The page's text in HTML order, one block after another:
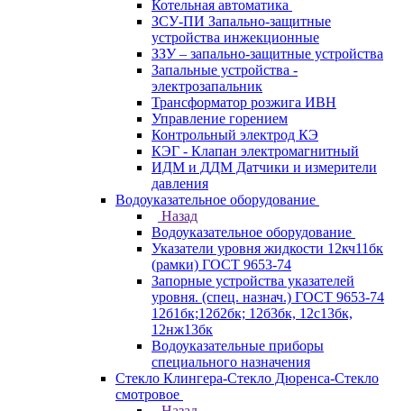
Котельная автоматика
ЗСУ-ПИ Запально-защитные
устройства инжекционные
ЗЗУ – запально-защитные устройства
Запальные устройства -
электрозапальник
Трансформатор розжига ИВН
Управление горением
Контрольный электрод КЭ
КЭГ - Клапан электромагнитный
ИДМ и ДДМ Датчики и измерители
давления
Водоуказательное оборудование
Назад
Водоуказательное оборудование
Указатели уровня жидкости 12кч11бк
(рамки) ГОСТ 9653-74
Запорные устройства указателей
уровня. (спец. назнач.) ГОСТ 9653-74
12б1бк;12б2бк; 12б3бк, 12с13бк,
12нж13бк
Водоуказательные приборы
специального назначения
Стекло Клингера-Стекло Дюренса-Стекло
смотровое